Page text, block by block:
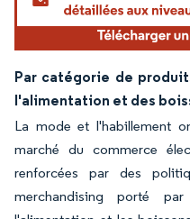
Par catégorie de
l'alimentation et des
La mode et l'habillement
marché du commerce
renforcées par des
merchandising porté par